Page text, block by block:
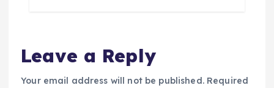
Leave a Reply
Your email address will not be published. Required